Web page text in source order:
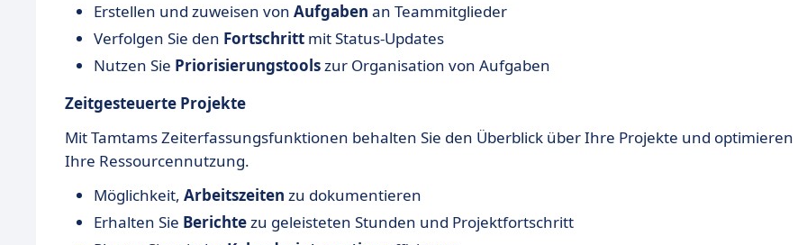
Erstellen und zuweisen von Aufgaben an Teammitglieder
Verfolgen Sie den Fortschritt mit Status-Updates
Nutzen Sie Priorisierungstoolszur Organisation von Aufgaben
Zeitgesteuerte Projekte
Mit Tamtams Zeiterfassungsfunktionen behalten Sie den Überblick über Ihre Projekte und optimieren
Ihre Ressourcennutzung.
Möglichkeit, Arbeitszeiten zu dokumentieren
Erhalten Sie Berichtezu geleisteten Stunden und Projektfortschritt